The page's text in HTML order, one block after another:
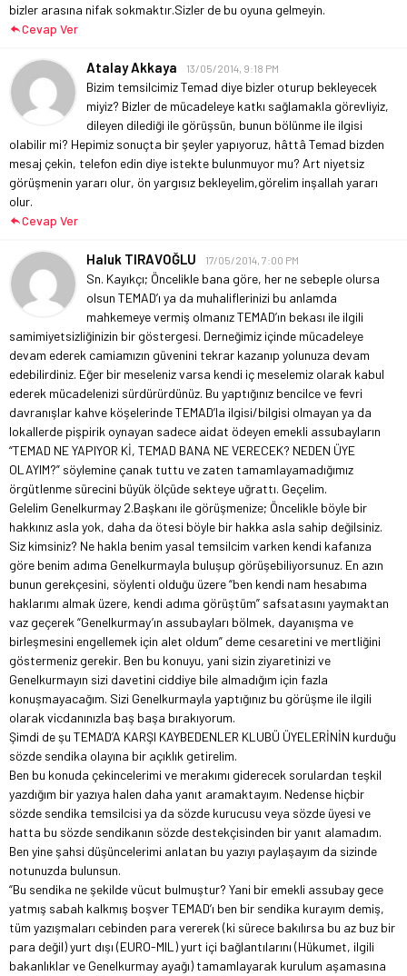
bizler arasına nifak sokmaktır.Sizler de bu oyuna gelmeyin.
Cevap Ver
Atalay Akkaya 13/05/2014, 9:18 PM
Bizim temsilcimiz Temad diye bizler oturup bekleyecek
miyiz? Bizler de mücadeleye katkı sağlamakla görevliyiz,
dileyen dilediği ile görüşsün, bunun bölünme ile ilgisi
olabilir mi? Hepimiz sonuçta bir şeyler yapıyoruz, hâttâ Temad bizden
mesaj çekin, telefon edin diye istekte bulunmuyor mu? Art niyetsiz
görüşmenin yararı olur, ön yargısız bekleyelim,görelim inşallah yararı
olur.
Cevap Ver
Haluk TIRAVOĞLU 17/05/2014, 7:00 PM
Sn. Kayıkçı; Öncelikle bana göre, her ne sebeple olursa
olsun TEMAD’ı ya da muhaliflerinizi bu anlamda
mahkemeye vermiş olmanız TEMAD’ın bekası ile ilgili
samimiyetsizliğinizin bir göstergesi. Derneğimiz içinde mücadeleye
devam ederek camiamızın güvenini tekrar kazanıp yolunuza devam
edebilirdiniz. Eğer bir meseleniz varsa kendi iç meselemiz olarak kabul
ederek mücadelenizi sürdürürdünüz. Bu yaptığınız bencilce ve fevri
davranışlar kahve köşelerinde TEMAD’la ilgisi/bilgisi olmayan ya da
lokallerde pişpirik oynayan sadece aidat ödeyen emekli assubayların
“TEMAD NE YAPIYOR Kİ, TEMAD BANA NE VERECEK? NEDEN ÜYE
OLAYIM?” söylemine çanak tuttu ve zaten tamamlayamadığımız
örgütlenme sürecini büyük ölçüde sekteye uğrattı. Geçelim.
Gelelim Genelkurmay 2.Başkanı ile görüşmenize; Öncelikle böyle bir
hakkınız asla yok, daha da ötesi böyle bir hakka asla sahip değilsiniz.
Siz kimsiniz? Ne hakla benim yasal temsilcim varken kendi kafanıza
göre benim adıma Genelkurmayla buluşup görüşebiliyorsunuz. En azın
bunun gerekçesini, söylenti olduğu üzere “ben kendi nam hesabıma
haklarımı almak üzere, kendi adıma görüştüm” safsatasını yaymaktan
vaz geçerek “Genelkurmay’ın assubayları bölmek, dayanışma ve
birleşmesini engellemek için alet oldum” deme cesaretini ve mertliğini
göstermeniz gerekir. Ben bu konuyu, yani sizin ziyaretinizi ve
Genelkurmayın sizi davetini ciddiye bile almadığım için fazla
konuşmayacağım. Sizi Genelkurmayla yaptığınız bu görüşme ile ilgili
olarak vicdanınızla baş başa bırakıyorum.
Şimdi de şu TEMAD’A KARŞI KAYBEDENLER KLUBÜ ÜYELERİNİN kurduğu
sözde sendika olayına bir açıklık getirelim.
Ben bu konuda çekincelerimi ve merakımı giderecek sorulardan teşkil
yazdığım bir yazıya halen daha yanıt aramaktayım. Nedense hiçbir
sözde sendika temsilcisi ya da sözde kurucusu veya sözde üyesi ve
hatta bu sözde sendikanın sözde destekçisinden bir yanıt alamadım.
Ben yine şahsi düşüncelerimi anlatan bu yazıyı paylaşayım da sizinde
notunuzda bulunsun.
“Bu sendika ne şekilde vücut bulmuştur? Yani bir emekli assubay gece
yatmış sabah kalkmış boşver TEMAD’ı ben bir sendika kurayım demiş,
tüm yazışmaları cebinden para vererek (ki sürece bakılırsa bu az buz bir
para değil) yurt dışı (EURO-MIL) yurt içi bağlantılarını (Hükumet, ilgili
bakanlıklar ve Genelkurmay ayağı) tamamlayarak kurulum aşamasına